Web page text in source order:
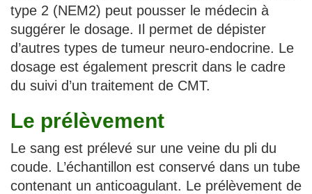
type 2 (NEM2) peut pousser le médecin à
suggérer le dosage. Il permet de dépister
d’autres types de tumeur neuro-endocrine. Le
dosage est également prescrit dans le cadre
du suivi d’un traitement de CMT.
Le prélèvement
Le sang est prélevé sur une veine du pli du
coude. L’échantillon est conservé dans un tube
contenant un anticoagulant. Le prélèvement de